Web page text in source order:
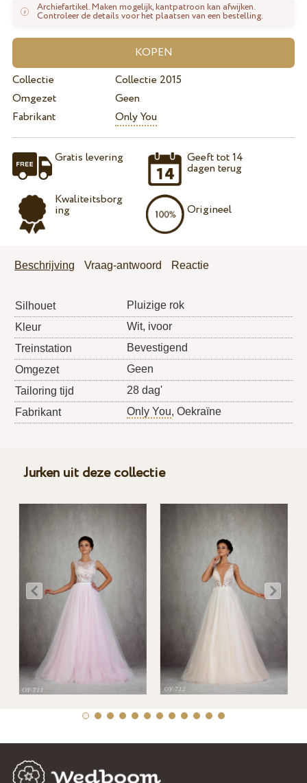
Archiefartikel. Maken mogelijk, kantpatroon kan afwijken.
Controleer de details voor het plaatsen van een bestelling.
Collectie
Collectie 2015
Omgezet
Geen
Fabrikant
Only You
Gratis levering
Kwaliteitsborg
ing
Geeft tot 14
dagen terug
Origineel
Beschrijving Vraag-antwoord Reactie
Silhouet
Pluizige rok
Kleur
Wit, ivoor
Treinstation
Bevestigend
Omgezet
Geen
Tailoring tijd
28 dag'
Fabrikant
Only You, Oekraïne
Jurken uit deze collectie